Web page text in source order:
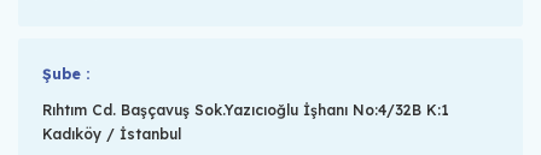
Şube :
Rıhtım Cd. Başçavuş Sok.Yazıcıoğlu İşhanı No:4/32B K:1
Kadıköy / İstanbul